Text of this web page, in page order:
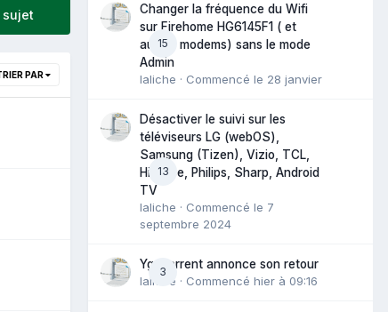
sujet
PAR
15
Changer la fréquence du Wifi
sur Firehome HG6145F1 ( et
autres modems) sans le mode
Admin
laliche · Commencé le 28 janvier
13
Désactiver le suivi sur les
téléviseurs LG (webOS),
Samsung (Tizen), Vizio, TCL,
Hisense, Philips, Sharp, Android
TV
laliche · Commencé le 7
septembre 2024
3
YggTorrent annonce son retour
laliche · Commencé hier à 09:16